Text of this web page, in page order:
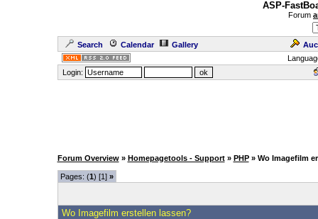
ASP-
Forum
Search Calendar Gallery
Login:
Forum Overview » Homepagetools - Support » PHP » Wo Imagefilm
Pages: (1) [1] »
Wo Imagefilm erstellen lassen?